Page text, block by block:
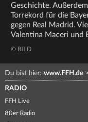
Geschichte.
Torrekord für die
gegen Real Madrid.
Valentina Maceri und
© BILD
Du bist hier: www.FFH.de
RADIO
FFH Live
80er Radio